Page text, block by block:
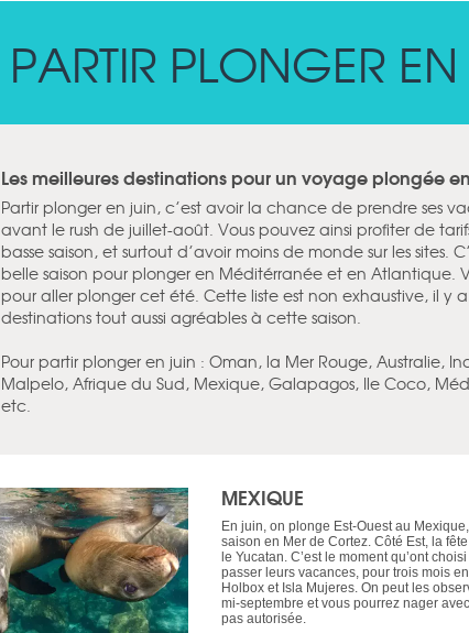
PARTIR PLONGER
Les meilleures destinations pour un voyage plongée
Partir plonger en juin, c’est avoir la chance de prendre ses
avant le rush de juillet-août. Vous pouvez ainsi profiter de
basse saison, et surtout d’avoir moins de monde sur les sites.
belle saison pour plonger en Méditérranée et en Atlantique.
pour aller plonger cet été. Cette liste est non exhaustive, il y
destinations tout aussi agréables à cette saison.
Pour partir plonger en juin : Oman, la Mer Rouge, Australie,
Malpelo, Afrique du Sud, Mexique, Galapagos, Ile Coco,
etc.
MEXIQUE
En juin, on plonge Est-Ouest au
saison en Mer de Cortez. Côté Est, la
le Yucatan. C’est le moment qu’ont
passer leurs vacances, pour trois mois
Holbox et Isla Mujeres. On peut les
mi-septembre et vous pourrez nager
pas autorisée.